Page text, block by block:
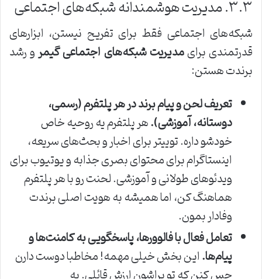
۳.۳. مدیریت هوشمندانه شبکه‌های اجتماعی
شبکه‌های اجتماعی فقط برای تفریح نیستن، ابزارهای
قدرتمندی برایمدیریت شبکه‌های اجتماعی گیمرو رشد
برندت هستن:
تعریف لحن و پیام برند در هر پلتفرم (رسمی،
دوستانه، آموزشی).هر پلتفرم یه روحیه خاص
خودشو داره. توییتر برای اخبار و بحث‌های سریعه،
اینستاگرام برای محتوای بصری جذابه و یوتیوب برای
ویدئوهای طولانی و آموزشی. لحنت رو با هر پلتفرم
هماهنگ کن، اما همیشه به هویت اصلی برندت
وفادار بمون.
تعامل فعال با فالوورها، پاسخگویی به کامنت‌ها و
پیام‌ها.این بخش خیلی مهمه! مخاطبا دوست دارن